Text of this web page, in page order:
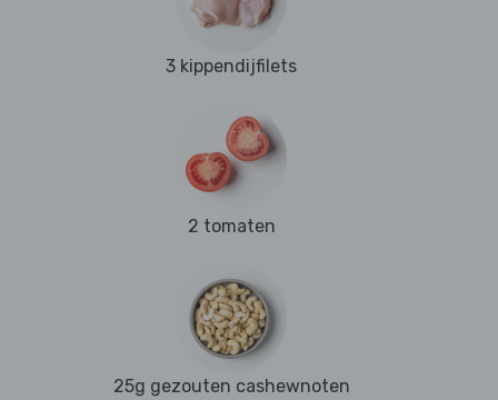
3 kippendijfilets
2 tomaten
25g gezouten cashewnoten